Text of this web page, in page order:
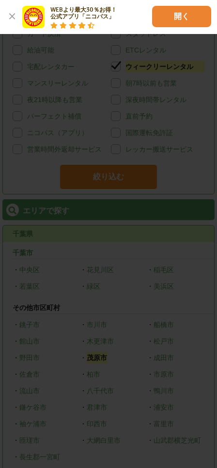
WEBより最大30％お得！
公式アプリ「ニコパス」
開く
ハイブリッド
カード決済 スタッドレス
給油可能 ETCレンタル
宅配レンタカー ウィークリーレンタル
マンスリーレンタル 朝7時以前も営業
夜21時以降も営業 深夜時間帯レンタル
パーフェクト補償 直前予約
ニコパス（アプリ） 国際運転免許証
営業時間外返却サービス レッカー搬送サービス
絞り込む
エリアで探す
千葉県
千葉市
・ 中央区 ・ 花見川区 ・稲毛区
・ 若葉区 ・ 緑区 ・ 美浜区
その他市区町村
・ 銚子市 ・ 市川市 ・ 船橋市
・ 館山市 ・ 木更津市 ・松戸市
・ 野田市 ・ 茂原市 ・ 成田市
・ 佐倉市 ・ 柏市 ・ 市原市
・ 流山市 ・ 八千代市 ・ 鴨川市
・ 鎌ケ谷市 ・ 君津市 ・ 浦安市
・ 袖ケ浦市 ・ 印西市 ・ 富里市
・ 匝瑳市 ・ 大網白里市 ・ 山武郡横芝光町
・ 長生郡一宮町